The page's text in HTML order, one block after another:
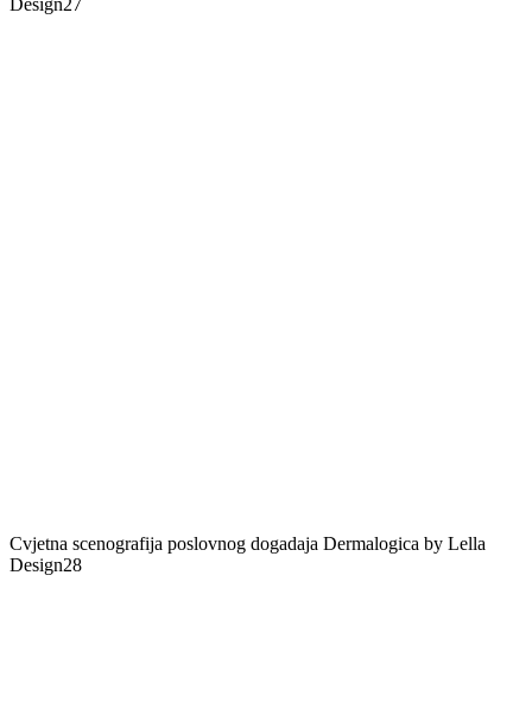
Design27
Cvjetna scenografija poslovnog dogadaja Dermalogica by Lella
Design28